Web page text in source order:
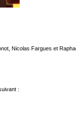
Nicolas Fargues et
: